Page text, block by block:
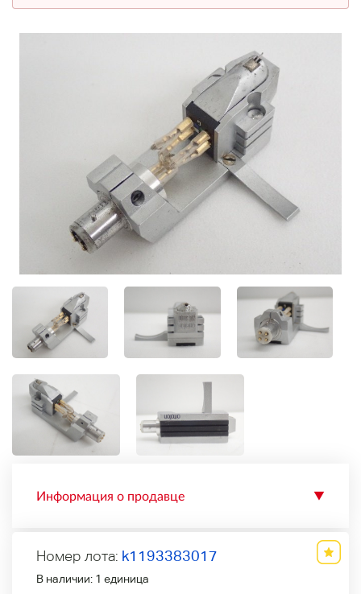
Информация о продавце ▼
Номер лота: k1193383017
В наличии: 1 единица